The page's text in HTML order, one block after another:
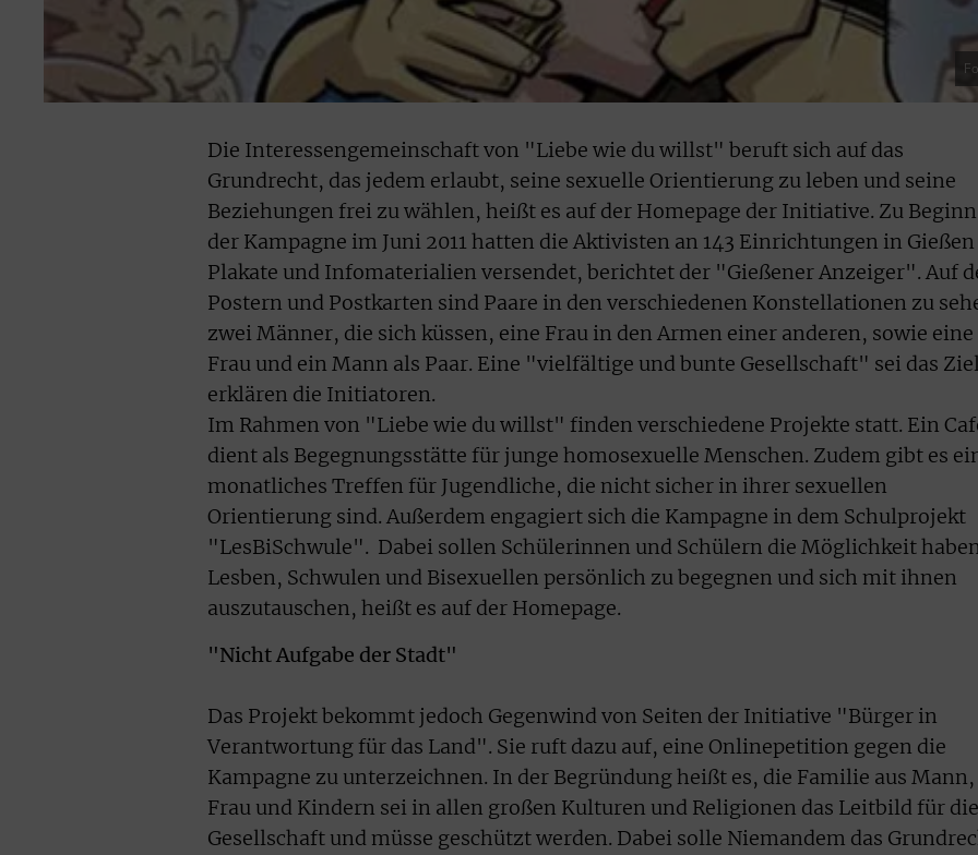
Die Interessengemeinschaft von "Liebe wie du willst" beruft sich auf das
Grundrecht, das jedem erlaubt, seine sexuelle Orientierung zu leben und seine
Beziehungen frei zu wählen, heißt es auf der Homepage der Initiative. Zu Beginn
der Kampagne im Juni 2011 hatten die Aktivisten an 143 Einrichtungen in Gießen
Plakate und Infomaterialien versendet, berichtet der "Gießener Anzeiger". Auf
Postern und Postkarten sind Paare in den verschiedenen Konstellationen zu
zwei Männer, die sich küssen, eine Frau in den Armen einer anderen, sowie eine
Frau und ein Mann als Paar. Eine "vielfältige und bunte Gesellschaft" sei das
erklären die Initiatoren.
Im Rahmen von "Liebe wie du willst" finden verschiedene Projekte statt. Ein
dient als Begegnungsstätte für junge homosexuelle Menschen. Zudem gibt es
monatliches Treffen für Jugendliche, die nicht sicher in ihrer sexuellen
Orientierung sind. Außerdem engagiert sich die Kampagne in dem Schulprojekt
"LesBiSchwule". Dabei sollen Schülerinnen und Schülern die Möglichkeit
Lesben, Schwulen und Bisexuellen persönlich zu begegnen und sich mit ihnen
auszutauschen, heißt es auf der Homepage.
"Nicht Aufgabe der Stadt"
Das Projekt bekommt jedoch Gegenwind von Seiten der Initiative "Bürger in
Verantwortung für das Land". Sie ruft dazu auf, eine Onlinepetition gegen die
Kampagne zu unterzeichnen. In der Begründung heißt es, die Familie aus Mann,
Frau und Kindern sei in allen großen Kulturen und Religionen das Leitbild für die
Gesellschaft und müsse geschützt werden. Dabei solle Niemandem das